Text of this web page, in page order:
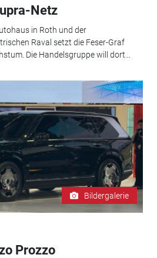
Netz
in Roth und der
Raval setzt die Feser-Graf
Die Handelsgruppe will dort...
Bildergalerie
Prozzo